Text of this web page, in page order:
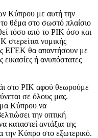
Κύπρου με αυτή την
θέμα στο σωστό πλαίσιο
τόσο από το ΡΙΚ όσο και
νομικής
ΕΓΕΚ θα απαντήσουν με
εικασίες ή ανυπόστατες
στο ΡΙΚ αφού θεωρούμε
σε όλους μας.
Κύπρου να
την οπτική
καταστεί αντάξια της
την Κύπρο στο εξωτερικό.